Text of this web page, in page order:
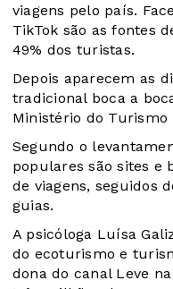
viagens pelo país.
TikTok são as fontes
49% dos turistas.
Depois aparecem as
tradicional boca a
Ministério do Turismo
Segundo o
populares são sites e
de viagens, seguidos
guias.
A psicóloga Luísa
do ecoturismo e
dona do canal Leve